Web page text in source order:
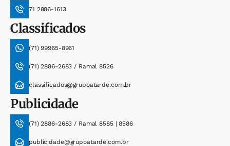
71 2886-1613
Classificados
(71) 99965-8961
(71) 2886-2683 / Ramal 8526
classificados@grupoatarde.com.br
Publicidade
(71) 2886-2683 / Ramal 8585 | 8586
publicidade@grupoatarde.com.br